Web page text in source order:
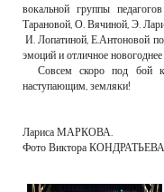
вокальной группы
Тарановой, О. Вячиной, Э.
И. Лопатиной, Е.Антоновой
эмоций и отличное новогоднее
Совсем скоро под бой
наступающим, земляки!
Лариса МАРКОВА.
Фото Виктора КОНДРАТЬЕВА.